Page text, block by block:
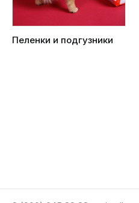
Пеленки и подгузники